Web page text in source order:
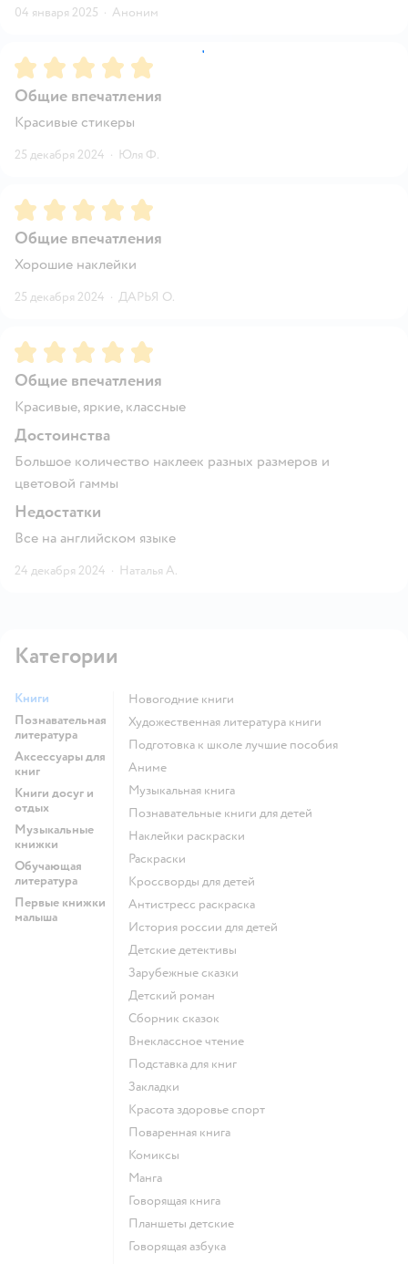
04 января 2025 · Аноним
Рейтинг:5
Общие впечатления
Красивые стикеры
25 декабря 2024 · Юля Ф.
Рейтинг:5
Общие впечатления
Хорошие наклейки
25 декабря 2024 · ДАРЬЯ О.
Рейтинг:5
Общие впечатления
Красивые, яркие, классные
Достоинства
Большое количество наклеек разных размеров и
цветовой гаммы
Недостатки
Все на английском языке
24 декабря 2024 · Наталья А.
Категории
Книги
Познавательная
литература
Аксессуары для
книг
Книги досуг и
отдых
Музыкальные
книжки
Обучающая
литература
Первые книжки
малыша
новогодние книги
художественная литература книги
подготовка к школе лучшие пособия
Аниме
музыкальная книга
познавательные книги для детей
наклейки раскраски
раскраски
кроссворды для детей
антистресс раскраска
история россии для детей
детские детективы
зарубежные сказки
детский роман
сборник сказок
внеклассное чтение
подставка для книг
закладки
красота здоровье спорт
поваренная книга
комиксы
манга
говорящая книга
Планшеты детские
говорящая азбука